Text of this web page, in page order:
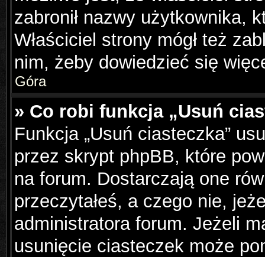
zabronił nazwy użytkownika,
Właściciel strony mógł też
nim, żeby dowiedzieć się
Góra
» Co robi funkcja „Usuń
Funkcja „Usuń ciasteczka”
przez skrypt phpBB, które
na forum. Dostarczają one
przeczytałeś, a czego nie,
administratora forum. Jeżeli
usunięcie ciasteczek może